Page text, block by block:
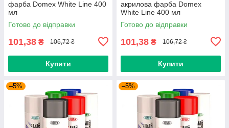
фарба Domex White Line 400
мл
Готово до відправки
101,38 ₴ 106,72 ₴
Купити
акрилова фарба Domex
White Line 400 мл
Готово до відправки
101,38 ₴ 106,72 ₴
Купити
–5% –5%